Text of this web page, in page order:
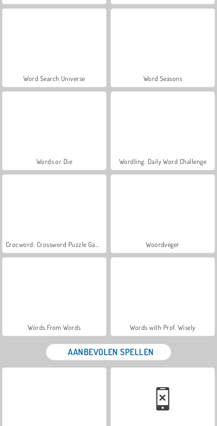
Word Search Universe Word Seasons
Words or Die Wordling: Daily Word Challenge
Woordveger
Words From Words Words with Prof. Wisely
AANBEVOLEN SPELLEN